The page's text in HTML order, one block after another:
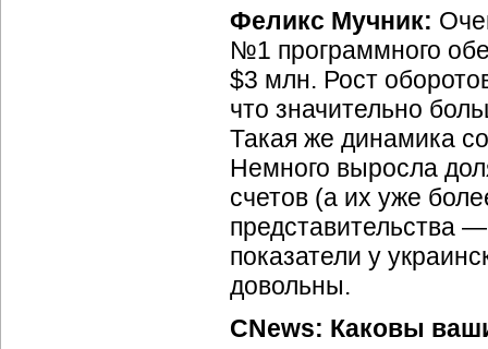
Феликс Мучник:
№1 программного
$3 млн. Рост
что значительно
Такая же динамика
Немного выросла
счетов (а их уже
представительства
показатели у
довольны.
CNews: Каковы